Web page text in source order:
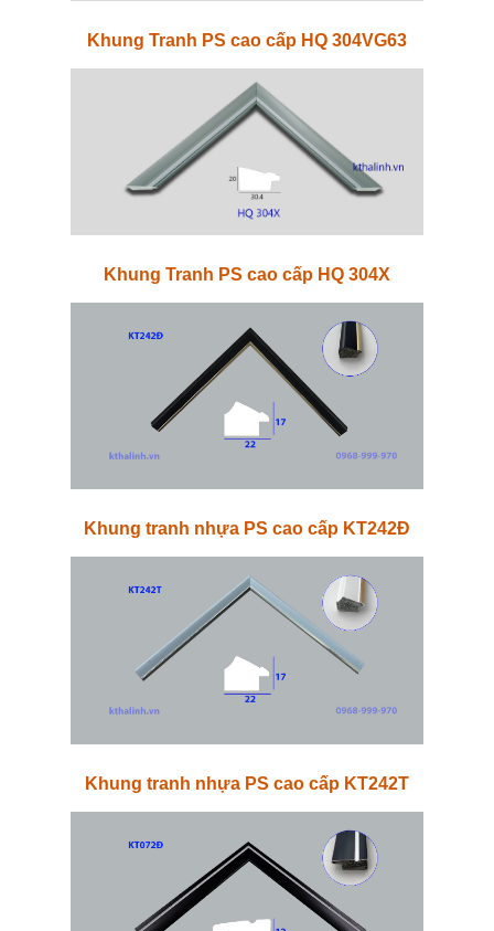
Khung Tranh PS cao cấp HQ 304VG63
Khung Tranh PS cao cấp HQ 304X
Khung tranh nhựa PS cao cấp KT242Đ
Khung tranh nhựa PS cao cấp KT242T